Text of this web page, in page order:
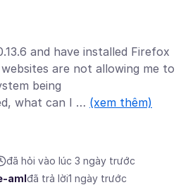
and have installed Firefox
websites are not allowing me to
being
what can I … (xem thêm)
đã hỏi vào lúc 3 ngày trước
aml đã trả lời1 ngày trước